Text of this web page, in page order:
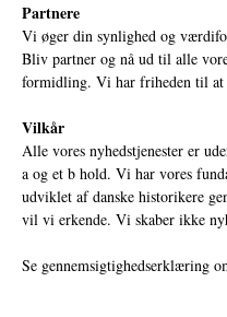
Partnere
Vi øger din synlighed og
Bliv partner og nå ud til alle
formidling. Vi har friheden til at
Vilkår
Alle vores nyhedstjenester er
a og et b hold. Vi har vores
udviklet af danske historikere
vil vi erkende. Vi skaber ikke
Se gennemsigtighedserklæring